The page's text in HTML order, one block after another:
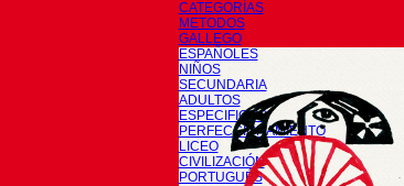
CATEGORÍAS
METODOS
GALLEGO
ESPAÑOLES
NIÑOS
SECUNDARIA
ADULTOS
ESPECIFICOS
PERFECCIONAMIENTO
LICEO
CIVILIZACIÓN
PORTUGUÉS